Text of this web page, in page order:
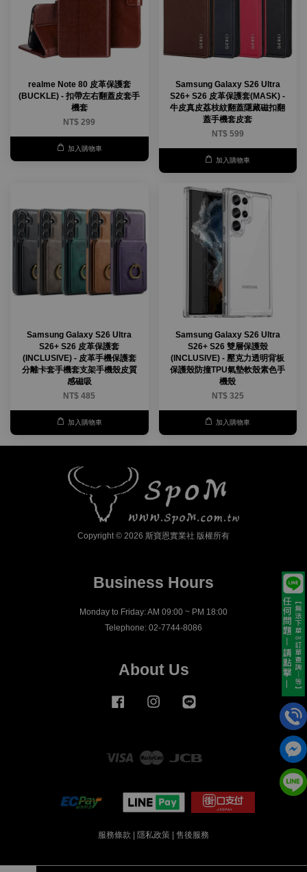
realme Note 80 皮革保護套
(BUCKLE) - 扣帶左右翻蓋皮套手
機套
NT$ 299
加入購物車
Samsung Galaxy S26 Ultra
S26+ S26 皮革保護套(MASK) -
牛皮真皮荔枝紋翻蓋隱藏磁扣翻
蓋手機套皮套
NT$ 599
加入購物車
Samsung Galaxy S26 Ultra
S26+ S26 皮革保護套
(INCLUSIVE) - 皮革手機保護套
分離卡套手機套支架手機殼皮質
感磁吸
NT$ 485
加入購物車
Samsung Galaxy S26 Ultra
S26+ S26 雙層保護殼
(INCLUSIVE) - 壓克力透明背板
保護殼防撞TPU氣墊軟殼素色手
機殼
NT$ 325
加入購物車
Copyright © 2026 斯寶恩實業社 版權所有
Business Hours
Monday to Friday: AM 09:00 ~ PM 18:00
Telephone: 02-7744-8086
About Us
Facebook Instagram
Visa Master
服務條款 隱私政策 售後服務